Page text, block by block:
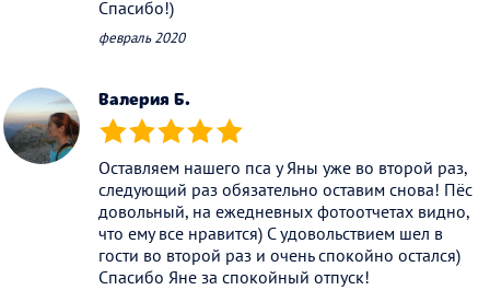
Спасибо!)
февраль 2020
Валерия Б.
(*) (*) (*) (*) (*)
Оставляем нашего пса у Яны уже во второй раз,
следующий раз обязательно оставим снова! Пёс
довольный, на ежедневных фотоотчетах видно,
что ему все нравится) С удовольствием шел в
гости во второй раз и очень спокойно остался)
Спасибо Яне за спокойный отпуск!